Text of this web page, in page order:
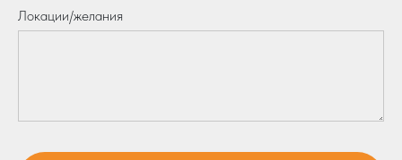
Локации/желания